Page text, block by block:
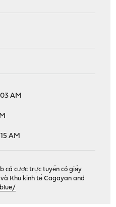
AM
AM
cá cược trực tuyến có giấy
Khu kinh tế Cagayan and